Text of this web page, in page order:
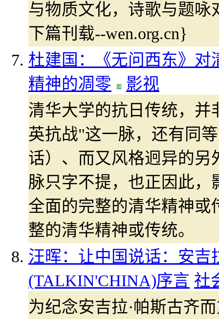
与物质文化，诗歌与题
下篇刊载--wen.org.cn}
杜建国：《无问西东》对
精神的凋零
影视
清华大学的抗日传统，
英抗战"这一脉，还有同
话）、而又风格迥异的
脉只字不提，也正因此
全面的完整的清华精神
整的清华精神或传统。
汪晖：让中国说话：安吉
(TALKIN'CHINA)序言 社
为纪念安吉拉·帕斯古齐